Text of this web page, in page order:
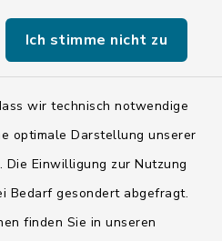
Ich stimme nicht zu
wir technisch notwendige
optimale Darstellung unserer
Die Einwilligung zur Nutzung
Bedarf gesondert abgefragt.
finden Sie in unseren